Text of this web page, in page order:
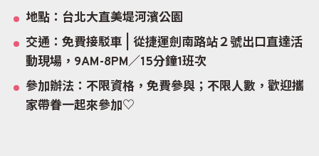
地點：台北大直美堤河濱公園
交通：免費接駁車 | 從捷運劍南路站２號出口直達活
動現場，9AM-8PM／15分鐘1班次
參加辦法：不限資格，免費參與；不限人數，歡迎攜
家帶眷一起來參加♡